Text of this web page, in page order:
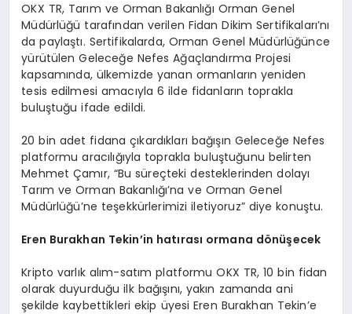
OKX TR, Tarım ve Orman Bakanlığı Orman Genel
Müdürlüğü tarafından verilen Fidan Dikim Sertifikaları’nı
da paylaştı. Sertifikalarda, Orman Genel Müdürlüğünce
yürütülen Geleceğe Nefes Ağaçlandırma Projesi
kapsamında, ülkemizde yanan ormanların yeniden
tesis edilmesi amacıyla 6 ilde fidanların toprakla
buluştuğu ifade edildi.
20 bin adet fidana çıkardıkları bağışın Geleceğe Nefes
platformu aracılığıyla toprakla buluştuğunu belirten
Mehmet Çamır, “Bu süreçteki desteklerinden dolayı
Tarım ve Orman Bakanlığı’na ve Orman Genel
Müdürlüğü’ne teşekkürlerimizi iletiyoruz” diye konuştu.
Eren Burakhan Tekin’in hatırası ormana dönüşecek
Kripto varlık alım-satım platformu OKX TR, 10 bin fidan
olarak duyurduğu ilk bağışını, yakın zamanda ani
şekilde kaybettikleri ekip üyesi Eren Burakhan Tekin’e